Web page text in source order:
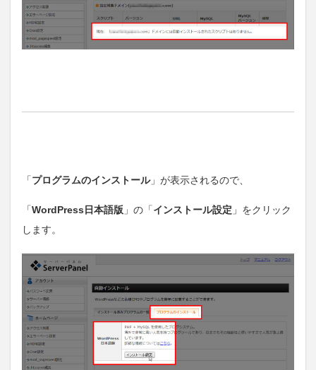
「プログラムのインストール」が表示されるので、
「WordPress日本語版 」の「インストール設定 」をクリック
します。